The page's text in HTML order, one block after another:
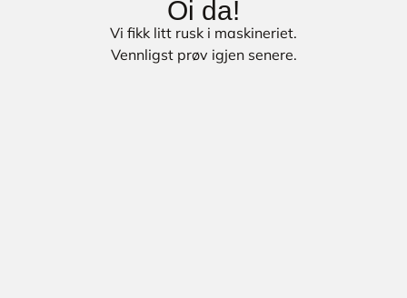
Oi da!
Vi fikk litt rusk i maskineriet.
Vennligst prøv igjen senere.